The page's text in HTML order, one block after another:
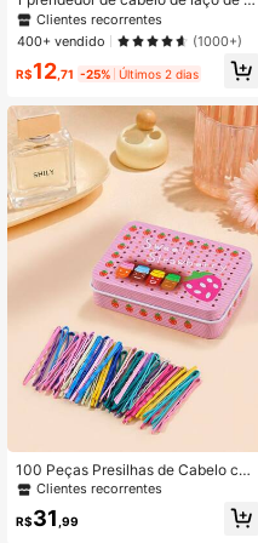
sa de flor de laço, estilo doce e fres
co decorado com pedras de strass
Clientes recorrentes
400+ vendido
(1000+)
R$12 ,71 -25% Últimos 2 dias
100 Peças Presilhas de Cabelo co
m Fecho de Pressão em Formato de
oda para Meninas, Desempenho Ca
Clientes recorrentes
R$31 ,99